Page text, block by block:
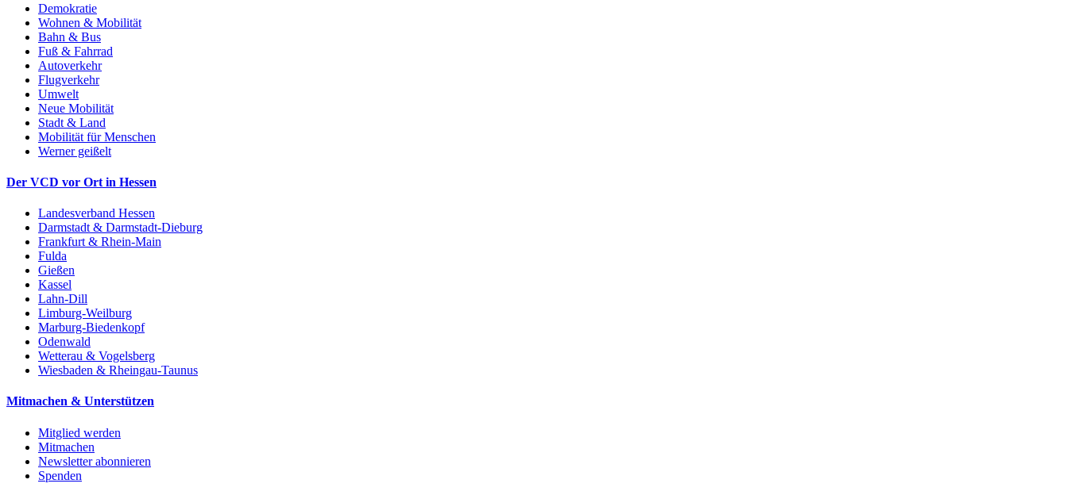
Demokratie
Wohnen & Mobilität
Bahn & Bus
Fuß & Fahrrad
Autoverkehr
Flugverkehr
Umwelt
Neue Mobilität
Stadt & Land
Mobilität für Menschen
Werner geißelt
Der VCD vor Ort in Hessen
Landesverband Hessen
Darmstadt & Darmstadt-Dieburg
Frankfurt & Rhein-Main
Fulda
Gießen
Kassel
Lahn-Dill
Limburg-Weilburg
Marburg-Biedenkopf
Odenwald
Wetterau & Vogelsberg
Wiesbaden & Rheingau-Taunus
Mitmachen & Unterstützen
Mitglied werden
Mitmachen
Newsletter abonnieren
Spenden